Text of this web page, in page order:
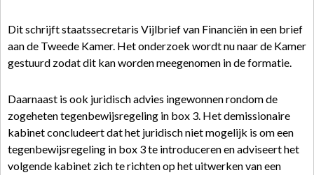
Dit schrijft staatssecretaris Vijlbrief van Financiën in een brief
aan de Tweede Kamer. Het onderzoek wordt nu naar de Kamer
gestuurd zodat dit kan worden meegenomen in de formatie.
Daarnaast is ook juridisch advies ingewonnen rondom de
zogeheten tegenbewijsregeling in box 3. Het demissionaire
kabinet concludeert dat het juridisch niet mogelijk is om een
tegenbewijsregeling in box 3 te introduceren en adviseert het
volgende kabinet zich te richten op het uitwerken van een